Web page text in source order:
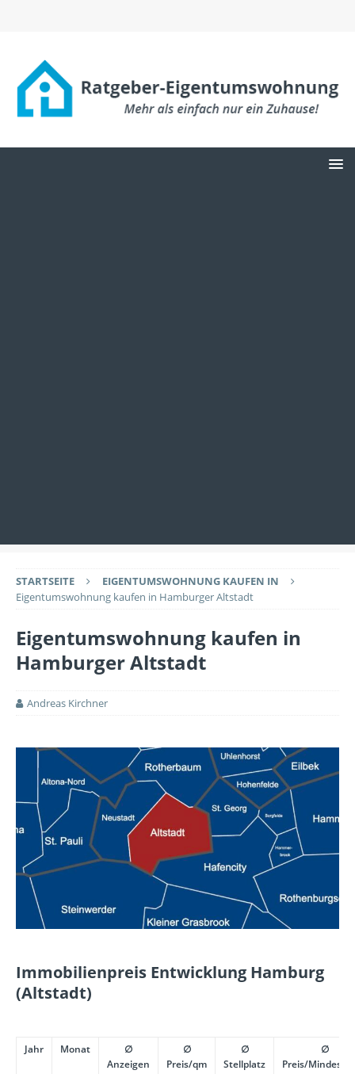
STARTSEITE
EIGENTUMSWOHNUNG KAUFEN IN
Eigentumswohnung kaufen in Hamburger Altstadt
Eigentumswohnung kaufen in
Hamburger Altstadt
Andreas Kirchner
Immobilienpreis Entwicklung Hamburg
(Altstadt)
Jahr Monat
∅
Anzeigen
∅
Preis/qm
∅
Stellplatz
∅
Preis/